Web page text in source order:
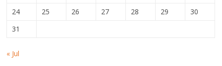
24
25 26 27 28 29
30
31
« Jul